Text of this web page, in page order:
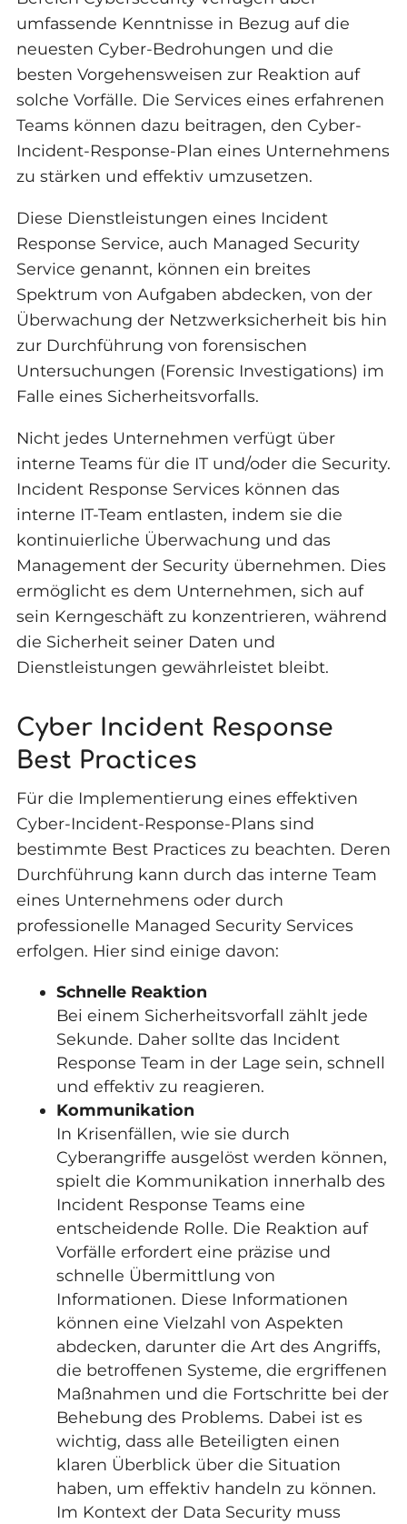
umfassende Kenntnisse in Bezug auf die
neuesten Cyber-Bedrohungen und die
besten Vorgehensweisen zur Reaktion auf
solche Vorfälle. Die Services eines erfahrenen
Teams können dazu beitragen, den Cyber-
Incident-Response-Plan eines Unternehmens
zu stärken und effektiv umzusetzen.
Diese Dienstleistungen eines Incident
Response Service, auch Managed Security
Service genannt, können ein breites
Spektrum von Aufgaben abdecken, von der
Überwachung der Netzwerksicherheit bis hin
zur Durchführung von forensischen
Untersuchungen (Forensic Investigations) im
Falle eines Sicherheitsvorfalls.
Nicht jedes Unternehmen verfügt über
interne Teams für die IT und/oder die Security.
Incident Response Services können das
interne IT-Team entlasten, indem sie die
kontinuierliche Überwachung und das
Management der Security übernehmen. Dies
ermöglicht es dem Unternehmen, sich auf
sein Kerngeschäft zu konzentrieren, während
die Sicherheit seiner Daten und
Dienstleistungen gewährleistet bleibt.
Cyber Incident Response
Best Practices
Für die Implementierung eines effektiven
Cyber-Incident-Response-Plans sind
bestimmte Best Practices zu beachten. Deren
Durchführung kann durch das interne Team
eines Unternehmens oder durch
professionelle Managed Security Services
erfolgen. Hier sind einige davon:
Schnelle Reaktion
Bei einem Sicherheitsvorfall zählt jede
Sekunde. Daher sollte das Incident
Response Team in der Lage sein, schnell
und effektiv zu reagieren.
Kommunikation
In Krisenfällen, wie sie durch
Cyberangriffe ausgelöst werden können,
spielt die Kommunikation innerhalb des
Incident Response Teams eine
entscheidende Rolle. Die Reaktion auf
Vorfälle erfordert eine präzise und
schnelle Übermittlung von
Informationen. Diese Informationen
können eine Vielzahl von Aspekten
abdecken, darunter die Art des Angriffs,
die betroffenen Systeme, die ergriffenen
Maßnahmen und die Fortschritte bei der
Behebung des Problems. Dabei ist es
wichtig, dass alle Beteiligten einen
klaren Überblick über die Situation
haben, um effektiv handeln zu können.
Im Kontext der Data Security muss